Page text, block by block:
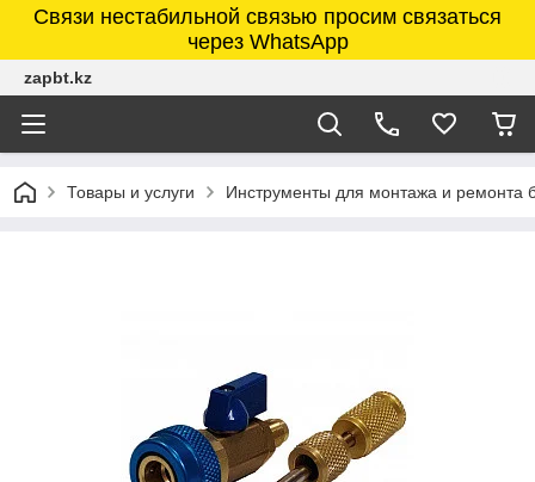
Связи нестабильной связью просим связаться
через WhatsApp
zapbt.kz
Товары и услуги Инструменты для монтажа и ремонта